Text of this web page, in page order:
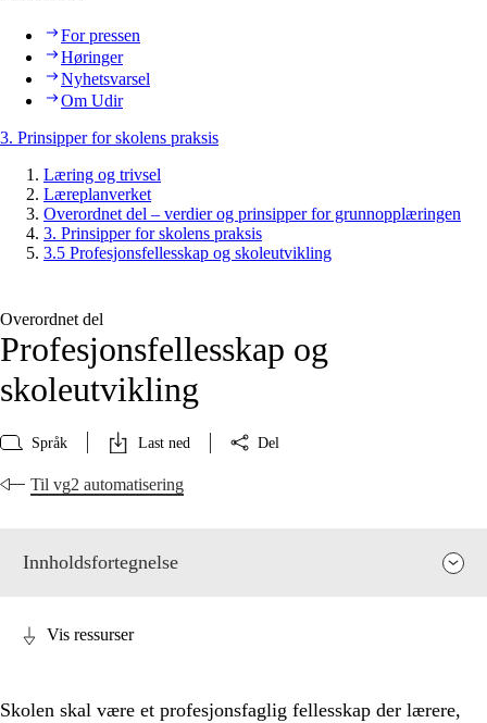
For pressen
Høringer
Nyhetsvarsel
Om Udir
3. Prinsipper for skolens praksis
Læring og trivsel
Læreplanverket
Overordnet del – verdier og prinsipper for grunnopplæringen
3. Prinsipper for skolens praksis
3.5 Profesjonsfellesskap og skoleutvikling
Overordnet del
Profesjonsfellesskap og
skoleutvikling
Språk Last ned Del
Til vg2 automatisering
Innholdsfortegnelse
Vis ressurser
Skolen skal være et profesjonsfaglig fellesskap der lærere,